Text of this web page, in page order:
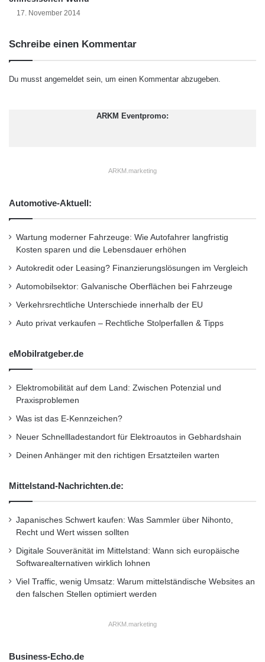
der Website der BKS unter
Orginal-Meldung:
http://www.presseportal.de/pm/69705/2144533
servicing-e-v-bks-eugh-urteil-sorgt-fuer-
Dieser Artikel wurde einsortiert unter:
Deutschland•Entscheider•
Familienunternehmer•Finanzen•GmbH•IHK
•Lifestyle•Messe•Mittelstand•Recht•
Restaurant•Seminar•Steuern •Strategie
Unternehmen
• Wirtschaft
Wirtschaftsnachrichten
Kurzverweis
Unternehmensmeldungen
s
n
g
l
n
I
n
17. November 2014
Schreibe einen Kommentar
Du musst angemeldet sein, um einen Kommentar abzugeben.
ARKM Eventpromo:
ARKM.marketing
Automotive-Aktuell:
Wartung moderner Fahrzeuge: Wie Autofahrer langfristig
Kosten sparen und die Lebensdauer erhöhen
Autokredit oder Leasing? Finanzierungslösungen im Vergleich
Automobilsektor: Galvanische Oberflächen bei Fahrzeuge
Verkehrsrechtliche Unterschiede innerhalb der EU
Auto privat verkaufen – Rechtliche Stolperfallen & Tipps
eMobilratgeber.de
Elektromobilität auf dem Land: Zwischen Potenzial und
Praxisproblemen
Was ist das E-Kennzeichen?
Neuer Schnellladestandort für Elektroautos in Gebhardshain
Deinen Anhänger mit den richtigen Ersatzteilen warten
Mittelstand-Nachrichten.de:
Japanisches Schwert kaufen: Was Sammler über Nihonto,
Recht und Wert wissen sollten
Digitale Souveränität im Mittelstand: Wann sich europäische
Softwarealternativen wirklich lohnen
Viel Traffic, wenig Umsatz: Warum mittelständische Websites an
den falschen Stellen optimiert werden
ARKM.marketing
Business-Echo.de